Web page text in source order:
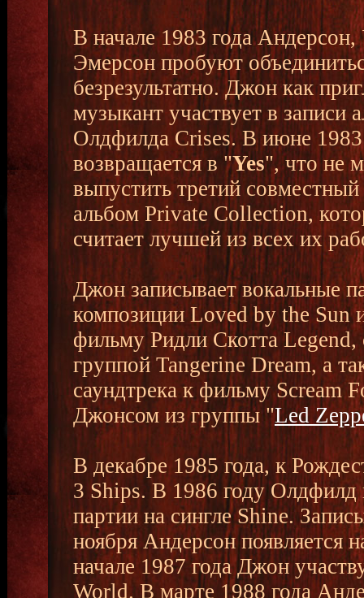
В начале 1983 года
Эмерсон пробуют
безрезультатно. Джон как
музыкант участвует в записи
Олдфилда Crises. В июне
возвращается в "Yes", что не
выпустить третий
альбом Private Collection,
считает лучшей из всех их
Джон записывает вокальные
композиции Loved by the Sun
фильму Ридли Скотта Legend,
группой Tangerine Dream, а
саундтрека к фильму Scream
Джонсом из группы "Led
В декабре 1985 года, к
3 Ships. В 1986 году Олдфилд
партии на сингле Shine.
ноября Андерсон появляется
начале 1987 года Джон
World. В марте 1988 года